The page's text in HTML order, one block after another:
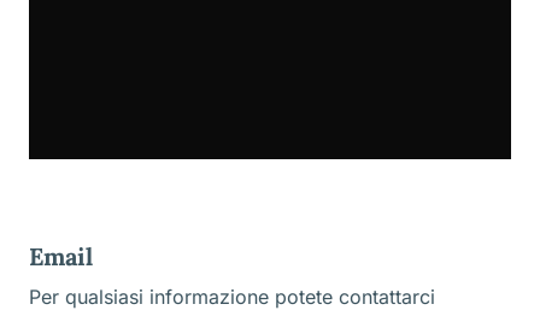
Email
Per qualsiasi informazione potete contattarci